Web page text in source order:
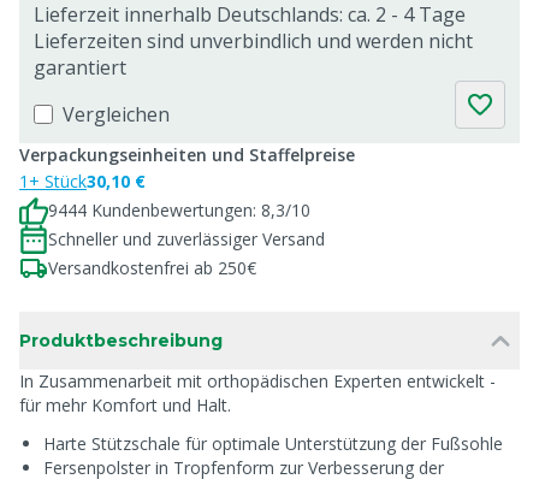
Lieferzeit innerhalb Deutschlands: ca. 2 - 4 Tage
Lieferzeiten sind unverbindlich und werden nicht
garantiert
Vergleichen
Verpackungseinheiten und Staffelpreise
1+ Stück30,10 €
9444 Kundenbewertungen: 8,3/10
Schneller und zuverlässiger Versand
Versandkostenfrei ab 250€
Produktbeschreibung
In Zusammenarbeit mit orthopädischen Experten entwickelt -
für mehr Komfort und Halt.
Harte Stützschale für optimale Unterstützung der Fußsohle
Fersenpolster in Tropfenform zur Verbesserung der